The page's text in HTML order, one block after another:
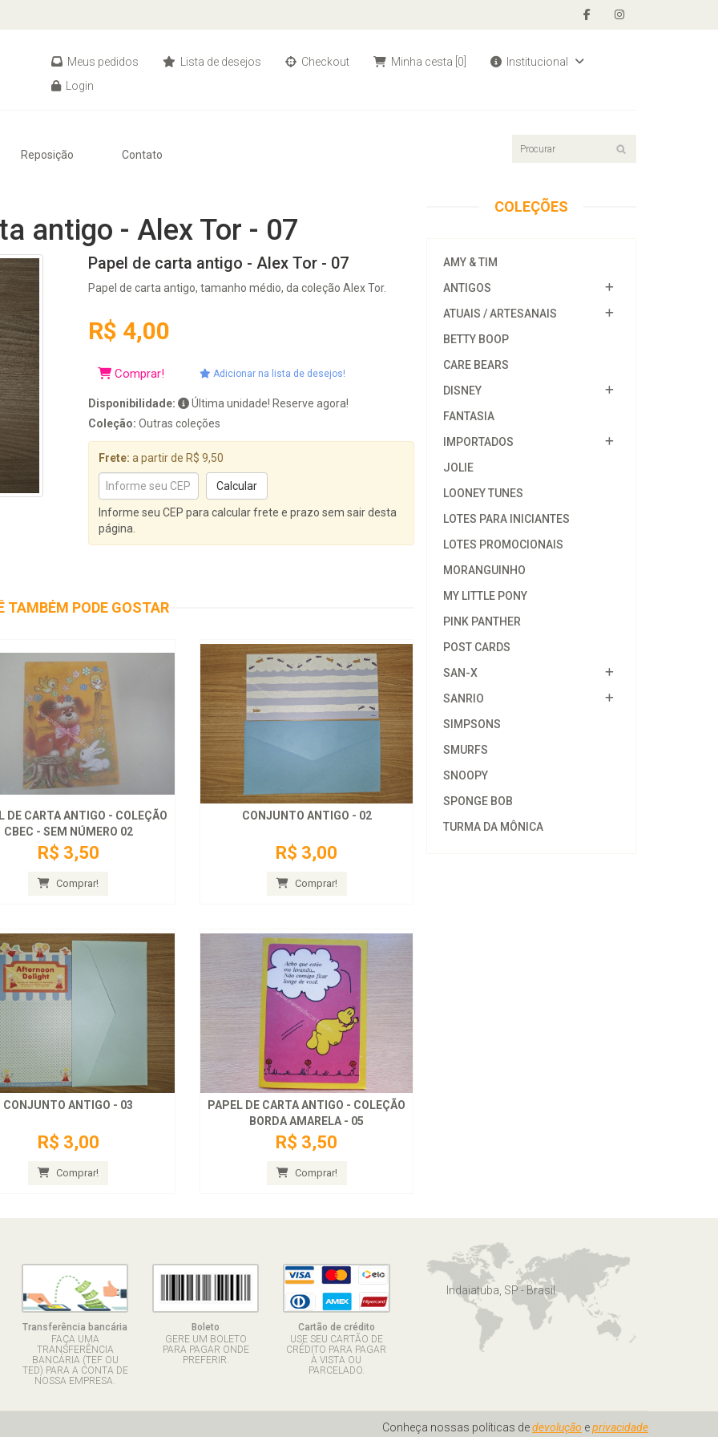
Meus pedidos Lista de desejos Checkout Minha cesta [0]
Institucional
Login
Reposição Contato
antigo - Alex Tor - 07
Papel de carta antigo - Alex Tor - 07
Papel de carta antigo, tamanho médio, da coleção Alex Tor.
R$ 4,00
Comprar! Adicionar na lista de desejos!
Disponibilidade:
Última unidade! Reserve agora!
Coleção: Outras coleções
Frete: a partir de R$ 9,50
Informe seu CEP para calcular frete e prazo sem sair desta
página.
TAMBÉM PODE GOSTAR
DE CARTA ANTIGO - COLEÇÃO
CBEC - SEM NÚMERO 02
R$ 3,50
Comprar!
CONJUNTO ANTIGO - 02
R$ 3,00
Comprar!
CONJUNTO ANTIGO - 03
R$ 3,00
Comprar!
PAPEL DE CARTA ANTIGO - COLEÇÃO
BORDA AMARELA - 05
R$ 3,50
Comprar!
COLEÇÕES
AMY & TIM
ANTIGOS
ATUAIS / ARTESANAIS
BETTY BOOP
CARE BEARS
DISNEY
FANTASIA
IMPORTADOS
JOLIE
LOONEY TUNES
LOTES PARA INICIANTES
LOTES PROMOCIONAIS
MORANGUINHO
MY LITTLE PONY
PINK PANTHER
POST CARDS
SAN-X
SANRIO
SIMPSONS
SMURFS
SNOOPY
SPONGE BOB
TURMA DA MÔNICA
Transferência bancária
FAÇA UMA
TRANSFERÊNCIA
BANCÁRIA (TEF OU
TED) PARA A CONTA DE
NOSSA EMPRESA.
Boleto
GERE UM BOLETO
PARA PAGAR ONDE
PREFERIR.
Cartão de crédito
USE SEU CARTÃO DE
CRÉDITO PARA PAGAR
À VISTA OU
PARCELADO.
Indaiatuba, SP - Brasil
Conheça nossas políticas dedevolução eprivacidade